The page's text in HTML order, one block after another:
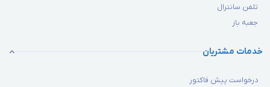
تلفن سانترال
جعبه باز
خدمات مشتریان
درخواست پیش فاکتور